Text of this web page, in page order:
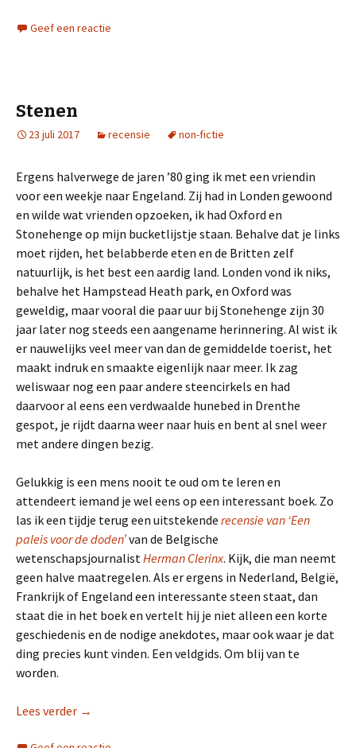
Geef een reactie
Stenen
23 juli 2017 recensie non-fictie
Ergens halverwege de jaren ’80 ging ik met een vriendin
voor een weekje naar Engeland. Zij had in Londen gewoond
en wilde wat vrienden opzoeken, ik had Oxford en
Stonehenge op mijn bucketlijstje staan. Behalve dat je links
moet rijden, het belabberde eten en de Britten zelf
natuurlijk, is het best een aardig land. Londen vond ik niks,
behalve het Hampstead Heath park, en Oxford was
geweldig, maar vooral die paar uur bij Stonehenge zijn 30
jaar later nog steeds een aangename herinnering. Al wist ik
er nauwelijks veel meer van dan de gemiddelde toerist, het
maakt indruk en smaakte eigenlijk naar meer. Ik zag
weliswaar nog een paar andere steencirkels en had
daarvoor al eens een verdwaalde hunebed in Drenthe
gespot, je rijdt daarna weer naar huis en bent al snel weer
met andere dingen bezig.
Gelukkig is een mens nooit te oud om te leren en
attendeert iemand je wel eens op een interessant boek. Zo
las ik een tijdje terug een uitstekende recensie van ‘Een
paleis voor de doden’van de Belgische
wetenschapsjournalistHerman Clerinx. Kijk, die man neemt
geen halve maatregelen. Als er ergens in Nederland, België,
Frankrijk of Engeland een interessante steen staat, dan
staat die in het boek en vertelt hij je niet alleen een korte
geschiedenis en de nodige anekdotes, maar ook waar je dat
ding precies kunt vinden. Een veldgids. Om blij van te
worden.
Lees verder Stenen
→